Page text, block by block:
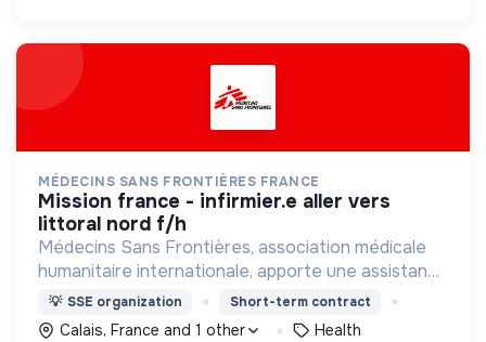
MÉDECINS SANS FRONTIÈRES FRANCE
mission france - infirmier.e aller vers
littoral nord f/h
Médecins Sans Frontières, association médicale
humanitaire internationale, apporte une assistance
médicale à des populations dont la vie est
menacée.
💡 SSE organization Short-term contract
Calais, France and 1 other Health